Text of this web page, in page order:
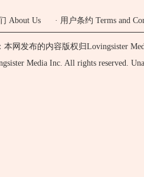
About Us · 用户条约 Terms and
本网发布的内容版权归Lovingsister
Media Inc. All rights reserved.